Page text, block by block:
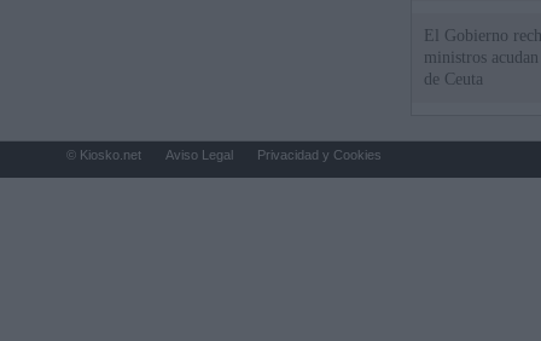
El Gobierno
ministros
de Ceuta
© Kiosko.net Aviso Legal Privacidad y Cookies